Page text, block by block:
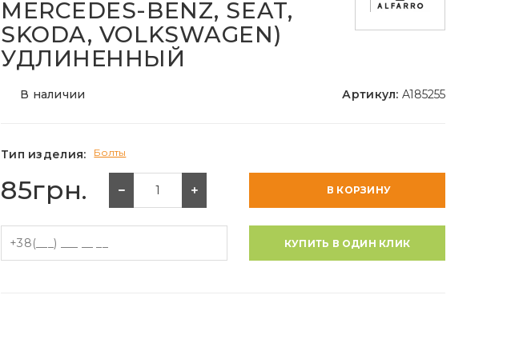
MERCEDES-BENZ, SEAT,
SKODA, VOLKSWAGEN)
УДЛИНЕННЫЙ
В наличии Артикул: A185255
Тип изделия: Болты
85грн. В КОРЗИНУ
КУПИТЬ В ОДИН КЛИК